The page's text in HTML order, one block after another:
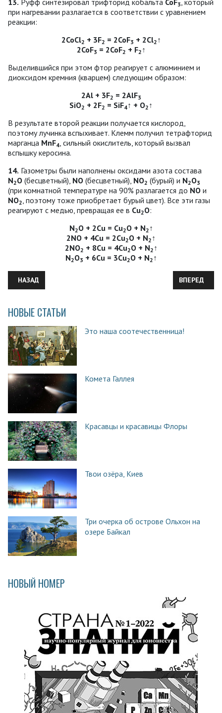
13. Руфф синтезировал трифторид кобальта CoF3, который
при нагревании разлагается в соответствии с уравнением
реакции:
2СоСl2 + 3F2 = 2CoF3 + 2Сl2 ↑
2CoF3 = 2CoF2 + F2 ↑
Выделившийся при этом фтор реагирует с алюминием и
диоксидом кремния (кварцем) следующим образом:
2Аl + 3F2 = 2AlF3
SiО2 + 2F2 = SiF4↑ + О2 ↑
В результате второй реакции получается кислород,
поэтому лучинка вспыхивает. Клемм получил тетрафторид
марганца MnF4, сильный окислитель, который вызвал
вспышку керосина.
14. Газометры были наполнены оксидами азота состава
N2О (бесцветный), NО (бесцветный), NО2 (бурый) и N2О3
(при комнатной температуре на 90% разлагается до NО и
NО2, поэтому тоже приобретает бурый цвет). Все эти газы
реагируют с медью, превращая ее в Cu2О:
N2О + 2Cu = Cu2О + N2 ↑
2NO + 4Cu = 2Cu2О + N2 ↑
2NO2 + 8Cu = 4Cu2О + N2 ↑
N2О3 + 6Cu = 3Cu2О + N2 ↑
ПРЕДЫДУЩИЙ: ОТВЕТЫ К ЗАДАЧАМ ИЗ № 7 ЗА 2017 ГОД
НАЗАД ВПЕРЕД
НОВЫЕ СТАТЬИ
Это наша соотечественница!
Комета Галлея
Красавцы и красавицы Флоры
Твои озёра, Киев
Три очерка об острове Ольхон на
озере Байкал
НОВЫЙ НОМЕР